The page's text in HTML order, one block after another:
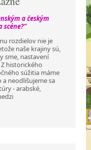
a českým
rozdielov nie je
naše krajiny sú,
sme, nastavení
historického
súžitia máme
a neodlišujeme sa
- arabské,